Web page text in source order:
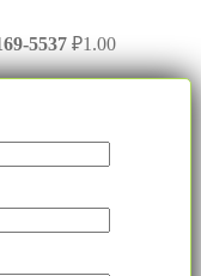
5537 ₽1.00